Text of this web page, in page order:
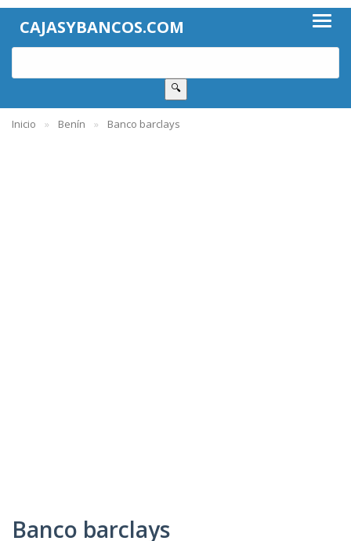
CAJASYBANCOS.COM
🔍
Inicio Benín Banco barclays
Banco barclays